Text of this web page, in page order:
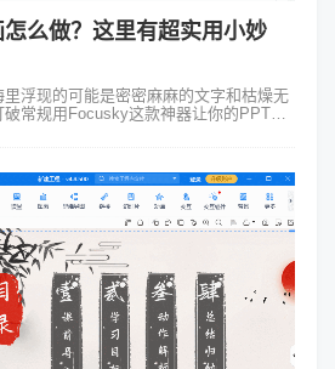
么做？这里有超实用小妙
浮现的可能是密密麻麻的文字和枯燥无
常规用Focusky这款神器让你的PPT瞬